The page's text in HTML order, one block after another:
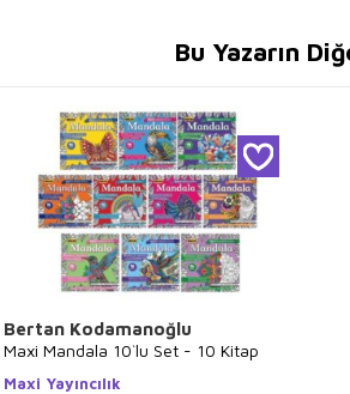
Bu Yazarın
Bertan Kodamanoğlu
Maxi Mandala 10`lu Set - 10 Kitap
Maxi Yayıncılık